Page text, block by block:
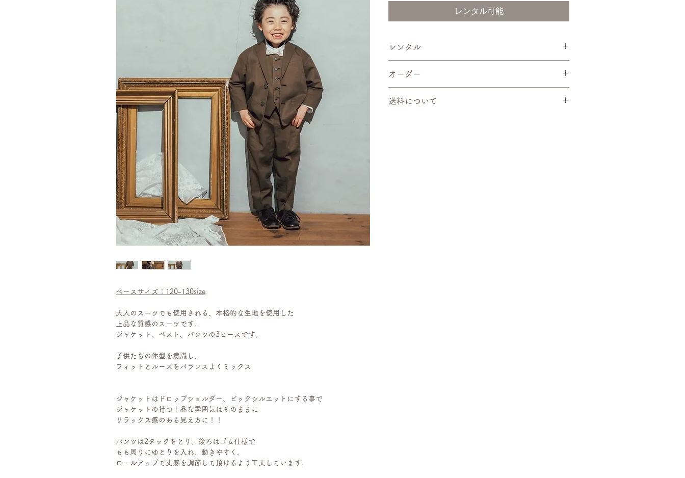
ベースサイズ：120-130size
大人のスーツでも使用される、本格的な生地を使用した
上品な質感のスーツです。
ジャケット、ベスト、パンツの3ピースです。
子供たちの体型を意識し、
フィットとルーズをバランスよくミックス
ジャケットはドロップショルダー、ビックシルエットにする事で
ジャケットの持つ上品な雰囲気はそのままに
リラックス感のある見え方に！！
パンツは2タックをとり、後ろはゴム仕様で
もも周りにゆとりを入れ、動きやすく。
ロールアップで丈感を調節して頂けるよう工夫しています。
レンタル可能
レンタル
・1着1日使用プラン…¥11,000
スタジオ様、フォトグラファー様に撮影会などでもご使
用頂けるよう着数、日数別に料金を設定しております。
オーダー
全てご注文を頂いてからの制作となります。
送料について